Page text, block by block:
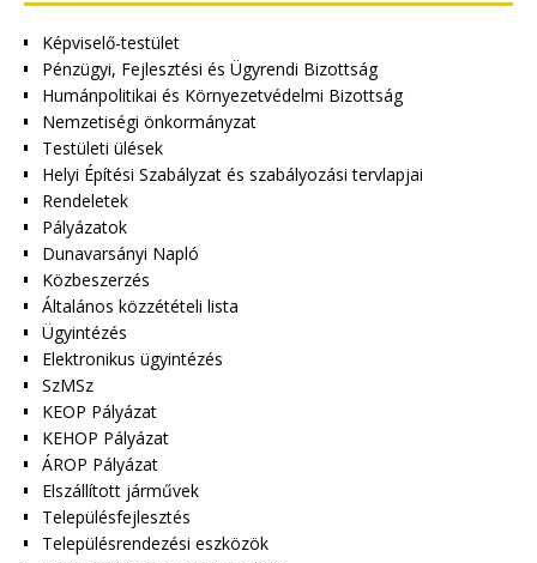
Képviselő-testület
Pénzügyi, Fejlesztési és Ügyrendi Bizottság
Humánpolitikai és Környezetvédelmi Bizottság
Nemzetiségi önkormányzat
Testületi ülések
Helyi Építési Szabályzat és szabályozási tervlapjai
Rendeletek
Pályázatok
Dunavarsányi Napló
Közbeszerzés
Általános közzétételi lista
Ügyintézés
Elektronikus ügyintézés
SzMSz
KEOP Pályázat
KEHOP Pályázat
ÁROP Pályázat
Elszállított járművek
Településfejlesztés
Településrendezési eszközök